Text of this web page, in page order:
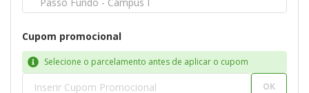
Cupom promocional
Selecione o parcelamento antes de aplicar o cupom
OK